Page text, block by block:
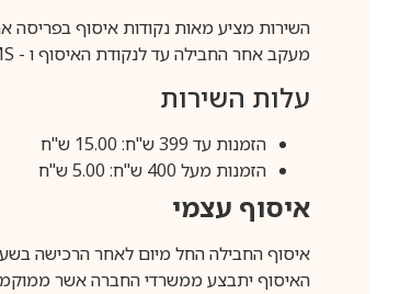
השירות מציע מאות נקודות איסוף בפריסה
מעקב אחר החבילה עד לנקודת האיסוף ו -
עלות השירות
הזמנות עד 399 ש"ח: 15.00 ש"ח
הזמנות מעל 400 ש"ח: 5.00 ש"ח
איסוף עצמי
איסוף החבילה החל מיום לאחר הרכישה בשעה 12:00 ובתיאום מראש
האיסוף יתבצע ממשרדי החברה אשר ממוקמים